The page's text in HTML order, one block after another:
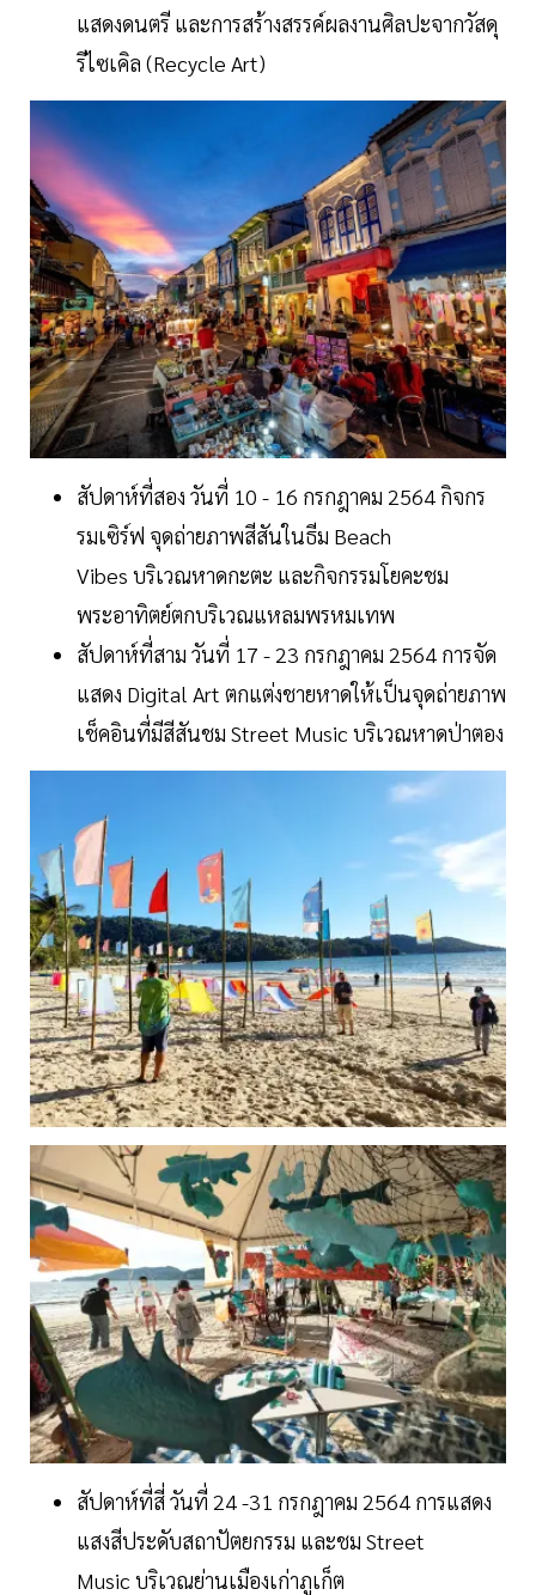
แสดงดนตรี และการสร้างสรรค์ผลงานศิลปะจากวัสดุ
รีไซเคิล (Recycle Art)
สัปดาห์ที่สอง วันที่ 10 - 16 กรกฎาคม 2564 กิจกร
รมเซิร์ฟ จุดถ่ายภาพสีสันในธีม Beach
Vibes บริเวณหาดกะตะ และกิจกรรมโยคะชม
พระอาทิตย์ตกบริเวณแหลมพรหมเทพ
สัปดาห์ที่สาม วันที่ 17 - 23 กรกฎาคม 2564 การจัด
แสดง Digital Art ตกแต่งชายหาดให้เป็นจุดถ่ายภาพ
เช็คอินที่มีสีสันชม Street Music บริเวณหาดป่าตอง
สัปดาห์ที่สี่ วันที่ 24 -31 กรกฎาคม 2564 การแสดง
แสงสีประดับสถาปัตยกรรม และชม Street
Music บริเวณย่านเมืองเก่าภูเก็ต